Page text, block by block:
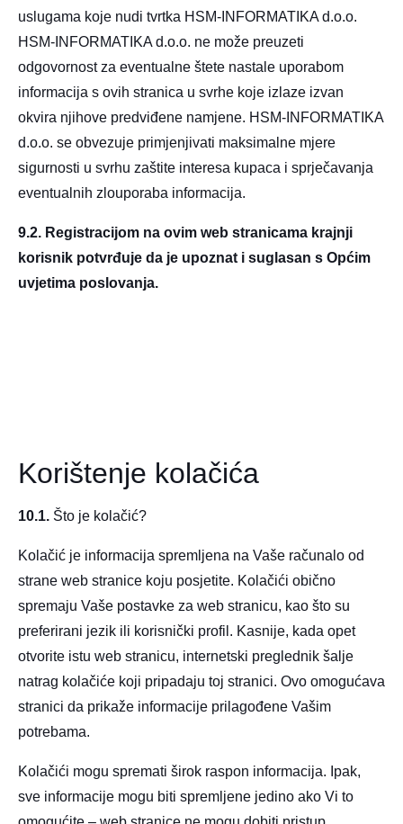
uslugama koje nudi tvrtka HSM-INFORMATIKA d.o.o.
HSM-INFORMATIKA d.o.o. ne može preuzeti
odgovornost za eventualne štete nastale uporabom
informacija s ovih stranica u svrhe koje izlaze izvan
okvira njihove predviđene namjene. HSM-INFORMATIKA
d.o.o. se obvezuje primjenjivati maksimalne mjere
sigurnosti u svrhu zaštite interesa kupaca i sprječavanja
eventualnih zlouporaba informacija.
9.2. Registracijom na ovim web stranicama krajnji
korisnik potvrđuje da je upoznat i suglasan s Općim
uvjetima poslovanja.
Korištenje kolačića
10.1. Što je kolačić?
Kolačić je informacija spremljena na Vaše računalo od
strane web stranice koju posjetite. Kolačići obično
spremaju Vaše postavke za web stranicu, kao što su
preferirani jezik ili korisnički profil. Kasnije, kada opet
otvorite istu web stranicu, internetski preglednik šalje
natrag kolačiće koji pripadaju toj stranici. Ovo omogućava
stranici da prikaže informacije prilagođene Vašim
potrebama.
Kolačići mogu spremati širok raspon informacija. Ipak,
sve informacije mogu biti spremljene jedino ako Vi to